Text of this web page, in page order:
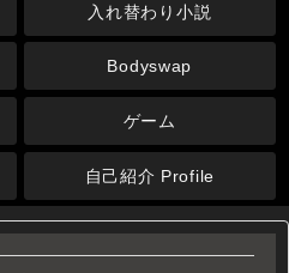
入れ替わり小説
Bodyswap
ゲーム
自己紹介 Profile